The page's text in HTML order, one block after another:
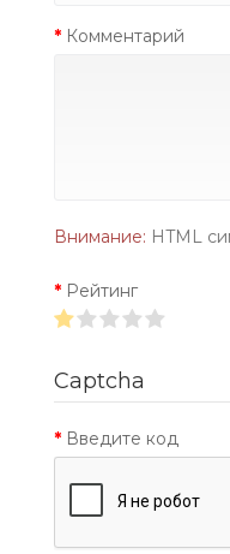
Комментарий
Внимание: HTML
Рейтинг
Captcha
Введите код